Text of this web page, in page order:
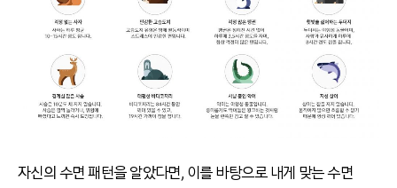
자신의 수면 패턴을 알았다면, 이를 바탕으로 내게 맞는 수면